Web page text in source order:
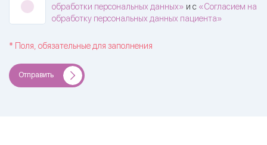
обработки персональных данных» и с «Согласием на
обработку персональных данных пациента»
* Поля, обязательные для заполнения
Отправить